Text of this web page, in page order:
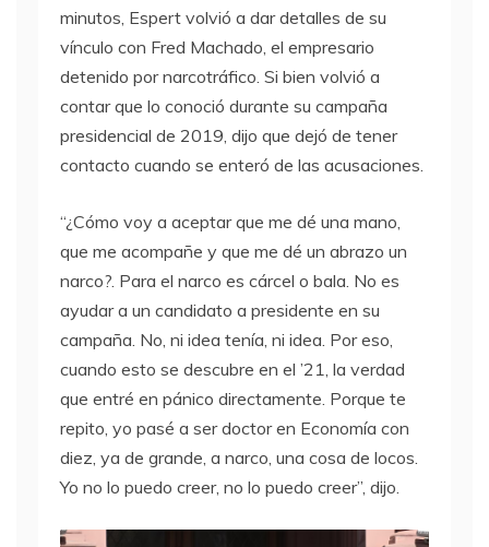
minutos, Espert volvió a dar detalles de su
vínculo con Fred Machado, el empresario
detenido por narcotráfico. Si bien volvió a
contar que lo conoció durante su campaña
presidencial de 2019, dijo que dejó de tener
contacto cuando se enteró de las acusaciones.
“¿Cómo voy a aceptar que me dé una mano,
que me acompañe y que me dé un abrazo un
narco?. Para el narco es cárcel o bala. No es
ayudar a un candidato a presidente en su
campaña. No, ni idea tenía, ni idea. Por eso,
cuando esto se descubre en el ’21, la verdad
que entré en pánico directamente. Porque te
repito, yo pasé a ser doctor en Economía con
diez, ya de grande, a narco, una cosa de locos.
Yo no lo puedo creer, no lo puedo creer”, dijo.